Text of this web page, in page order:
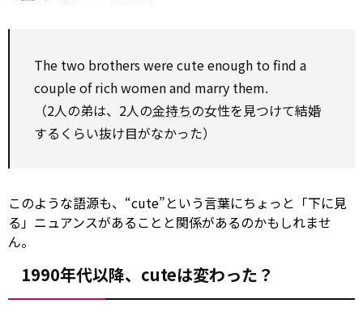
The two brothers were cute enough tofind a
couple of rich women and marry them.
（2人の弟は、2人の金持ちの女性を見つけて結婚
するくらい抜け目がなかった）
このような語源も、“cute”という言葉にちょっと「下に見
る」ニュアンスがあることと関係があるのかもしれませ
ん。
1990年代以降、cuteは変わった？